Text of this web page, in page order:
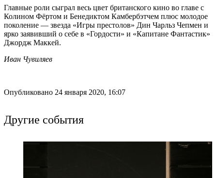
Главные роли сыграл весь цвет британского кино во главе с
Колином Фёртом и Бенедиктом Камбербэтчем плюс молодое
поколение — звезда «Игры престолов» Дин Чарльз Чепмен и
ярко заявивший о себе в «Гордости» и «Капитане Фантастик»
Джордж Маккей.
Иван Чувиляев
Опубликовано 24 января 2020, 16:07
Другие события